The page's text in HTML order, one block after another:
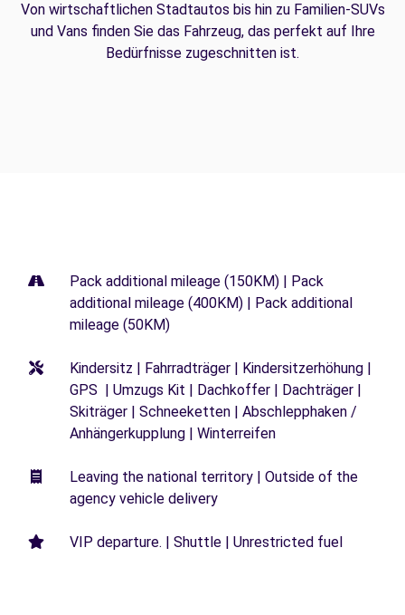
Von wirtschaftlichen Stadtautos bis hin zu Familien-SUVs
und Vans finden Sie das Fahrzeug, das perfekt auf Ihre
Bedürfnisse zugeschnitten ist.
Pack additional mileage (150KM) | Pack
additional mileage (400KM) | Pack additional
mileage (50KM)
Kindersitz | Fahrradträger | Kindersitzerhöhung |
GPS | Umzugs Kit | Dachkoffer | Dachträger |
Skiträger | Schneeketten | Abschlepphaken /
Anhängerkupplung | Winterreifen
Leaving the national territory | Outside of the
agency vehicle delivery
VIP departure. | Shuttle | Unrestricted fuel